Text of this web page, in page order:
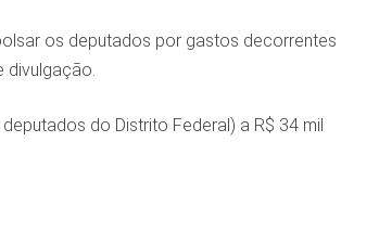
os deputados por gastos decorrentes
divulgação.
do Distrito Federal) a R$ 34 mil